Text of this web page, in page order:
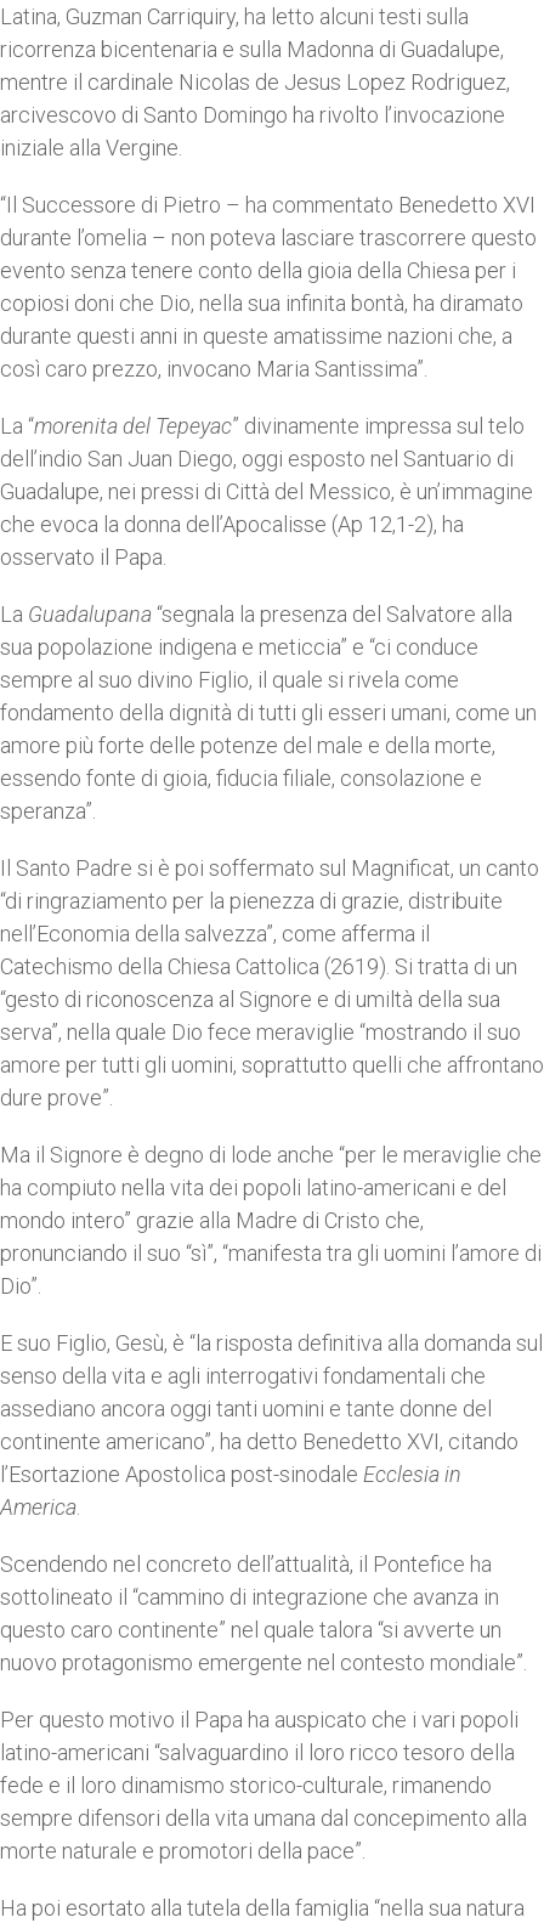
Latina, Guzman Carriquiry, ha letto alcuni testi sulla
ricorrenza bicentenaria e sulla Madonna di Guadalupe,
mentre il cardinale Nicolas de Jesus Lopez Rodriguez,
arcivescovo di Santo Domingo ha rivolto l’invocazione
iniziale alla Vergine.
“Il Successore di Pietro – ha commentato Benedetto XVI
durante l’omelia – non poteva lasciare trascorrere questo
evento senza tenere conto della gioia della Chiesa per i
copiosi doni che Dio, nella sua infinita bontà, ha diramato
durante questi anni in queste amatissime nazioni che, a
così caro prezzo, invocano Maria Santissima”.
La “morenita del Tepeyac” divinamente impressa sul telo
dell’indio San Juan Diego, oggi esposto nel Santuario di
Guadalupe, nei pressi di Città del Messico, è un’immagine
che evoca la donna dell’Apocalisse (Ap 12,1-2), ha
osservato il Papa.
La Guadalupana “segnala la presenza del Salvatore alla
sua popolazione indigena e meticcia” e “ci conduce
sempre al suo divino Figlio, il quale si rivela come
fondamento della dignità di tutti gli esseri umani, come un
amore più forte delle potenze del male e della morte,
essendo fonte di gioia, fiducia filiale, consolazione e
speranza”.
Il Santo Padre si è poi soffermato sul Magnificat, un canto
“di ringraziamento per la pienezza di grazie, distribuite
nell’Economia della salvezza”, come afferma il
Catechismo della Chiesa Cattolica (2619). Si tratta di un
“gesto di riconoscenza al Signore e di umiltà della sua
serva”, nella quale Dio fece meraviglie “mostrando il suo
amore per tutti gli uomini, soprattutto quelli che affrontano
dure prove”.
Ma il Signore è degno di lode anche “per le meraviglie che
ha compiuto nella vita dei popoli latino-americani e del
mondo intero” grazie alla Madre di Cristo che,
pronunciando il suo “sì”, “manifesta tra gli uomini l’amore di
Dio”.
E suo Figlio, Gesù, è “la risposta definitiva alla domanda sul
senso della vita e agli interrogativi fondamentali che
assediano ancora oggi tanti uomini e tante donne del
continente americano”, ha detto Benedetto XVI, citando
l’Esortazione Apostolica post-sinodale Ecclesia in
America
Scendendo nel concreto dell’attualità, il Pontefice ha
sottolineato il “cammino di integrazione che avanza in
questo caro continente” nel quale talora “si avverte un
nuovo protagonismo emergente nel contesto mondiale”.
Per questo motivo il Papa ha auspicato che i vari popoli
latino-americani “salvaguardino il loro ricco tesoro della
fede e il loro dinamismo storico-culturale, rimanendo
sempre difensori della vita umana dal concepimento alla
morte naturale e promotori della pace”.
Ha poi esortato alla tutela della famiglia “nella sua natura